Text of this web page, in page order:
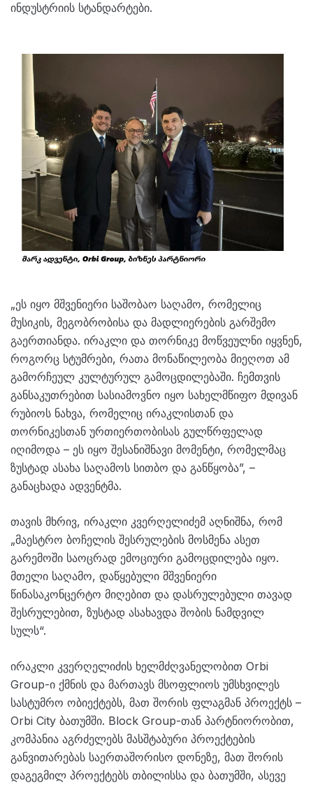
ინდუსტრიის სტანდარტები.
„ეს იყო მშვენიერი საშობაო საღამო, რომელიც
მუსიკის, მეგობრობისა და მადლიერების გარშემო
გაერთიანდა. ირაკლი და თორნიკე მოწვეულნი იყვნენ,
როგორც სტუმრები, რათა მონაწილეობა მიეღოთ ამ
გამორჩეულ კულტურულ გამოცდილებაში. ჩემთვის
განსაკუთრებით სასიამოვნო იყო სახელმწიფო მდივან
რუბიოს ნახვა, რომელიც ირაკლისთან და
თორნიკესთან ურთიერთობისას გულწრფელად
იღიმოდა – ეს იყო შესანიშნავი მომენტი, რომელმაც
ზუსტად ასახა საღამოს სითბო და განწყობა”, –
განაცხადა ადვენტმა.
თავის მხრივ, ირაკლი კვერღელიძემ აღნიშნა, რომ
„მაესტრო ბოჩელის შესრულების მოსმენა ასეთ
გარემოში საოცრად ემოციური გამოცდილება იყო.
მთელი საღამო, დაწყებული მშვენიერი
წინასაკონცერტო მიღებით და დასრულებული თავად
შესრულებით, ზუსტად ასახავდა შობის ნამდვილ
სულს“.
ირაკლი კვერღელიძის ხელმძღვანელობით Orbi
Group-ი ქმნის და მართავს მსოფლიოს უმსხვილეს
სასტუმრო ობიექტებს, მათ შორის ფლაგმან პროექტს –
Orbi City ბათუმში. Block Group-თან პარტნიორობით,
კომპანია აგრძელებს მასშტაბური პროექტების
განვითარებას საერთაშორისო დონეზე, მათ შორის
დაგეგმილ პროექტებს თბილისსა და ბათუმში, ასევე